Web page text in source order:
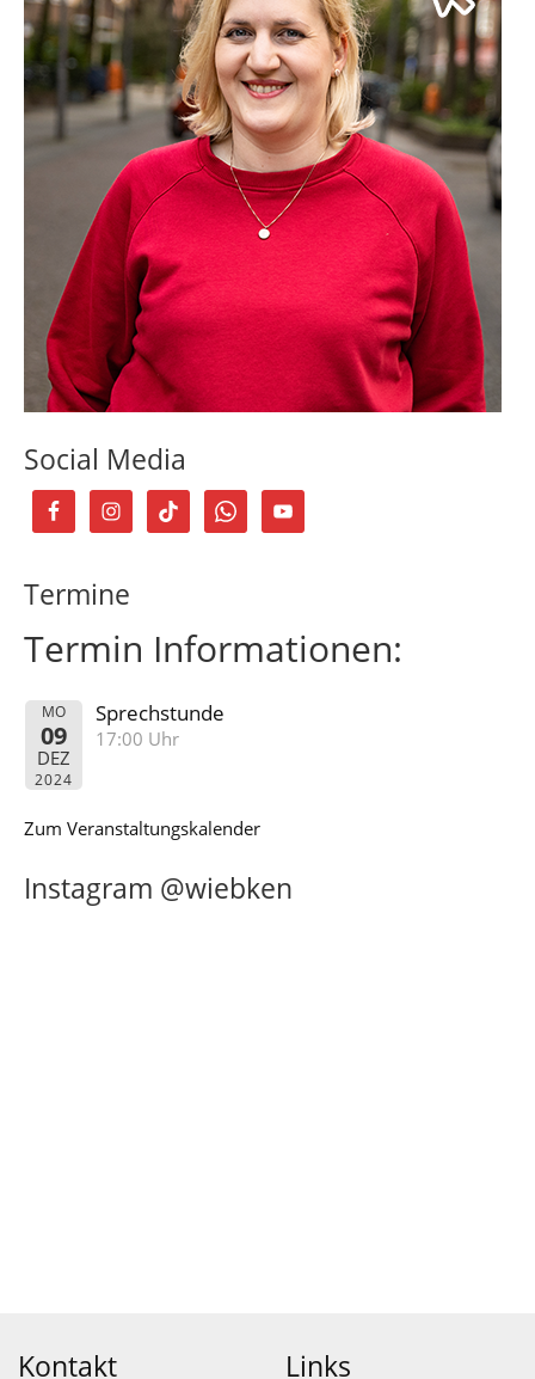
Social Media
Termine
Termin Informationen:
MO
09
DEZ
2024
Sprechstunde
17:00 Uhr
Zum Veranstaltungskalender
Instagram @wiebken
Kontakt Links